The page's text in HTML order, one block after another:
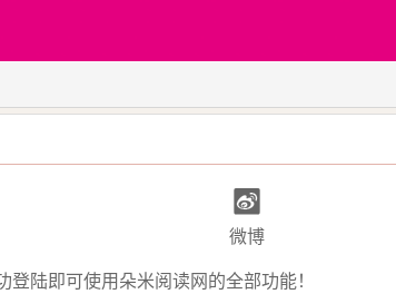
微博
陆即可使用朵米阅读网的全部功能！